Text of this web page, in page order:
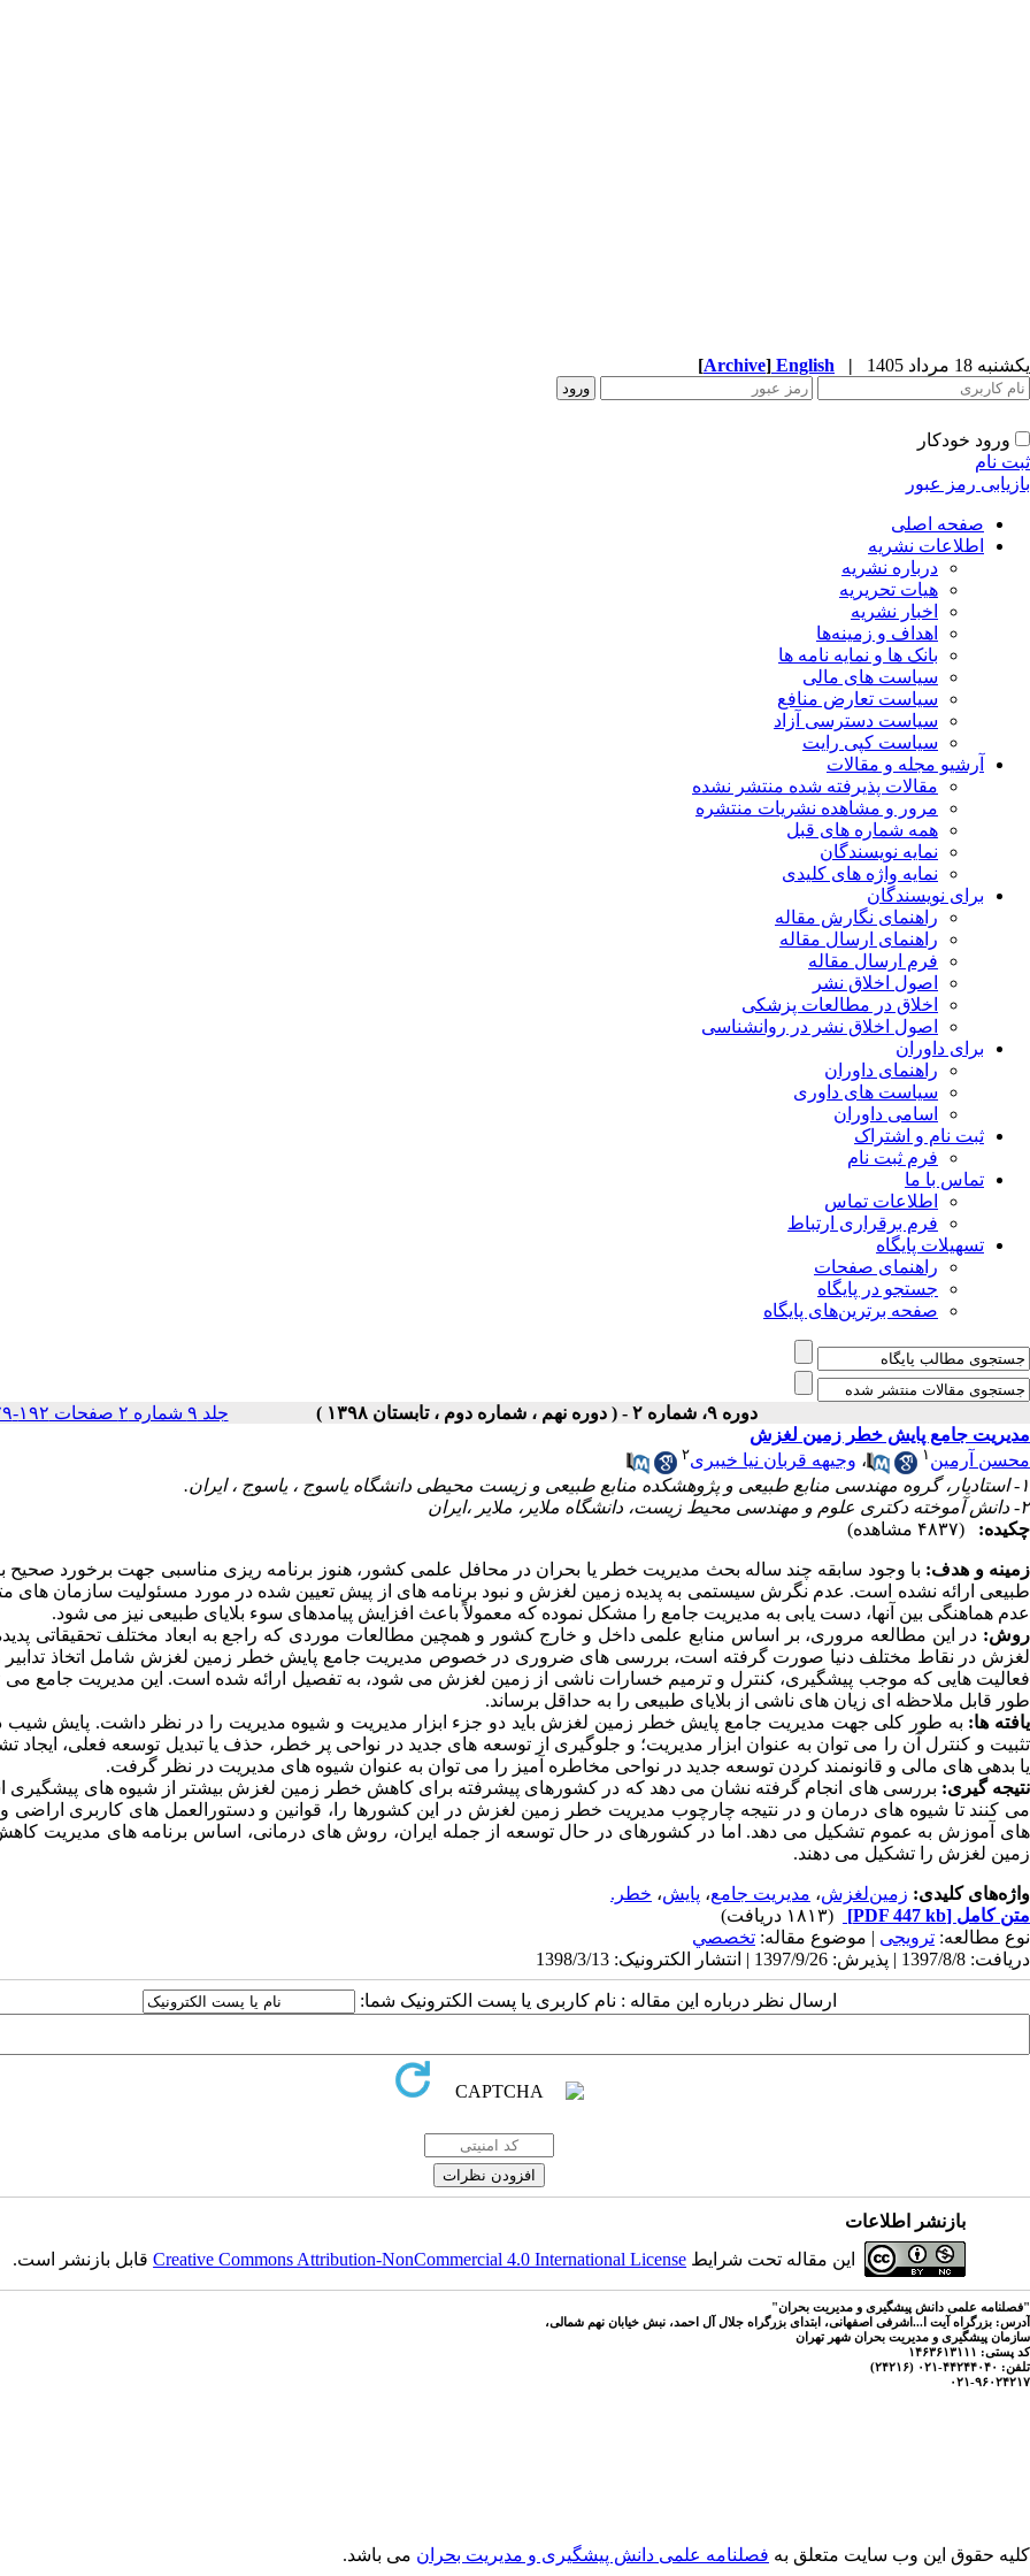
یکشنبه 18 مرداد 1405 |
English
[Archive]
ورود خودکار
ثبت نام
بازیابی رمز عبور
صفحه اصلی
اطلاعات نشریه
درباره نشریه
هیات تحریریه
اخبار نشریه
اهداف و زمینه‌ها
بانک ها و نمایه نامه ها
سیاست های مالی
سیاست تعارض منافع
سیاست دسترسی آزاد
سیاست کپی رایت
آرشیو مجله و مقالات
مقالات پذیرفته شده منتشر نشده
مرور و مشاهده نشریات منتشره
همه شماره های قبل
نمایه نویسندگان
نمایه واژه های کلیدی
برای نویسندگان
راهنمای نگارش مقاله
راهنمای ارسال مقاله
فرم ارسال مقاله
اصول اخلاق نشر
اخلاق در مطالعات پزشکی
اصول اخلاق نشر در روانشناسی
برای داوران
راهنمای داوران
سیاست های داوری
اسامی داوران
ثبت نام و اشتراک
فرم ثبت نام
تماس با ما
اطلاعات تماس
فرم برقراری ارتباط
تسهیلات پایگاه
راهنمای صفحات
جستجو در پایگاه
صفحه برترین‌های پایگاه
دوره ۹، شماره ۲ - ( دوره نهم ، شماره دوم ، تابستان ۱۳۹۸ ) جلد ۹ شماره ۲ صفحات ۱۹۲-۱۷۹
مدیریت جامع پایش خطر زمین‌ لغزش
محسن آرمین ۱ ، وجیهه قربان نیا خیبری۲
۱- استادیار، گروه مهندسی منابع طبیعی و پژوهشکده منابع طبیعی و زیست محیطی دانشگاه یاسوج ، یاسوج ، ایران.
۲- دانش آموخته دکتری علوم و مهندسی محیط زیست، دانشگاه ملایر، ملایر ،ایران
چکیده:
(۴۸۳۷ مشاهده)
زمینه و هدف: با وجود سابقه چند ساله بحث مدیریت خطر یا بحران در محافل علمی کشور، هنوز برنامه ریزی مناسبی جهت برخورد صحیح با
طبیعی ارائه نشده است. عدم نگرش سیستمی به پدیده زمین لغزش و نبود برنامه های از پیش تعیین شده در مورد مسئولیت سازمان های
عدم هماهنگی بین آنها، دست یابی به مدیریت جامع را مشکل نموده که معمولاً باعث افزایش پیامدهای سوء بلایای طبیعی نیز می شود.
روش: در این مطالعه مروری، بر اساس منابع علمی داخل و خارج کشور و همچین مطالعات موردی که راجع به ابعاد مختلف تحقیقاتی
لغزش در نقاط مختلف دنیا صورت گرفته است، بررسی های ضروری در خصوص مدیریت جامع پایش خطر زمین لغزش شامل اتخاذ تدابیر و
فعالیت هایی که موجب پیشگیری، کنترل و ترمیم خسارات ناشی از زمین لغزش می شود، به تفصیل ارائه شده است. این مدیریت جامع می
طور قابل ملاحظه ای زیان های ناشی از بلایای طبیعی را به حداقل برساند.
یافته ها: به طور کلی جهت مدیریت جامع پایش خطر زمین لغزش باید دو جزء ابزار مدیریت و شیوه مدیریت را در نظر داشت. پایش شیب
تثبیت و کنترل آن را می توان به عنوان ابزار مدیریت؛ و جلوگیری از توسعه های جدید در نواحی پر خطر، حذف یا تبدیل توسعه فعلی، ایجاد
یا بدهی های مالی و قانونمند کردن توسعه جدید در نواحی مخاطره آمیز را می توان به عنوان شیوه های مدیریت در نظر گرفت.
نتیجه گیری: بررسی های انجام گرفته نشان می دهد که در کشورهای پیشرفته برای کاهش خطر زمین لغزش بیشتر از شیوه های پیشگیری
می کنند تا شیوه های درمان و در نتیجه چارچوب مدیریت خطر زمین لغزش در این کشورها را، قوانین و دستورالعمل های کاربری اراضی و
های آموزش به عموم تشکیل می دهد. اما در کشورهای در حال توسعه از جمله ایران، روش های درمانی، اساس برنامه های مدیریت
زمین لغزش را تشکیل می دهند.
واژه‌های کلیدی: زمین‌لغزش، مدیریت جامع، پایش، خطر.
متن کامل [PDF 447 kb]
(۱۸۱۳ دریافت)
نوع مطالعه: ترویجی | موضوع مقاله: تخصصي
دریافت: 1397/8/8 | پذیرش: 1397/9/26 | انتشار الکترونیک: 1398/3/13
ارسال نظر درباره این مقاله : نام کاربری یا پست الکترونیک شما:
بازنشر اطلاعات
این مقاله تحت شرایط Creative Commons Attribution-NonCommercial 4.0 International Licenseقابل بازنشر است.
"فصلنامه علمی دانش پیشگیری و مدیریت بحران"
آدرس: بزرگراه آیت ا...اشرفی اصفهانی، ابتدای بزرگراه جلال آل احمد، نبش خیابان نهم شمالی،
سازمان پیشگیری و مدیریت بحران شهر تهران
کد پستی: ۱۴۶۳۶۱۳۱۱۱
تلفن: ۴۴۲۴۴۰۴۰-۰۲۱ (۲۴۲۱۶)
۰۲۱-۹۶۰۲۴۲۱۷
کلیه حقوق این وب سایت متعلق به فصلنامه علمی دانش پیشگیری و مدیریت بحران می باشد.